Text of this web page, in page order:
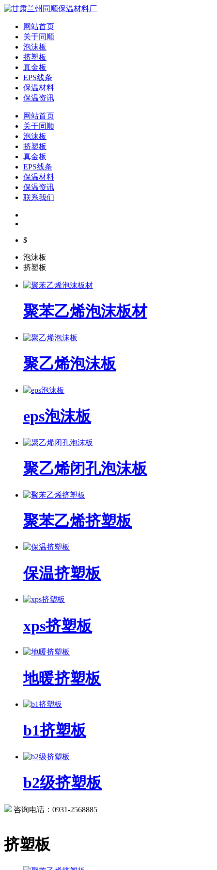
网站首页
关于同顺
泡沫板
挤塑板
真金板
EPS线条
保温材料
保温资讯
网站首页
关于同顺
泡沫板
挤塑板
真金板
EPS线条
保温材料
保温资讯
联系我们
$
泡沫板
挤塑板
聚苯乙烯泡沫板材
聚乙烯泡沫板
eps泡沫板
聚乙烯闭孔泡沫板
聚苯乙烯挤塑板
保温挤塑板
xps挤塑板
地暖挤塑板
b1挤塑板
b2级挤塑板
咨询电话：0931-2568885
挤塑板